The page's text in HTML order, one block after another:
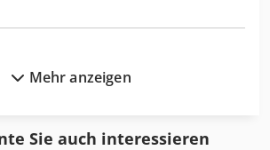
Mehr anzeigen
Sie auch interessieren